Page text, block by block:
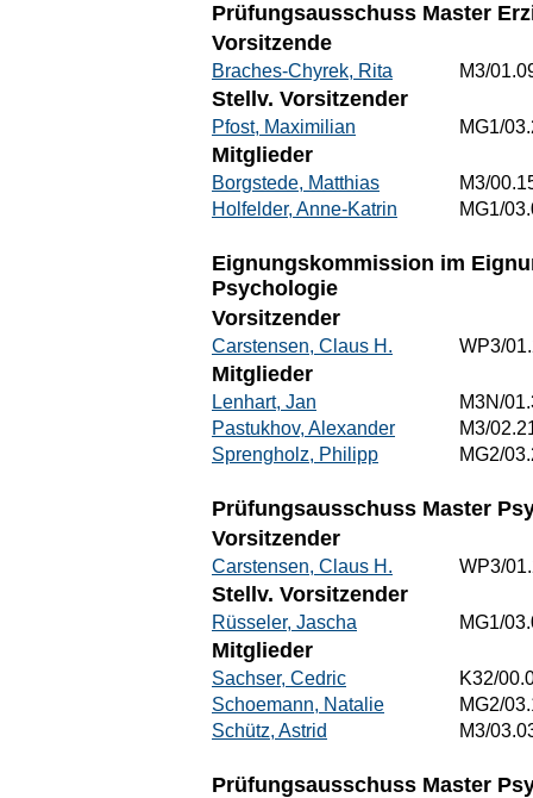
Prüfungsausschuss Master
Vorsitzende
Braches-Chyrek, Rita M3/
Stellv. Vorsitzender
Pfost, Maximilian MG1/
Mitglieder
Borgstede, Matthias
M3/
Holfelder, Anne-Katrin
MG1/
Eignungskommission im
Psychologie
Vorsitzender
Carstensen, Claus H. WP3/
Mitglieder
Lenhart, Jan
M3N/
Pastukhov, Alexander
M3/
Sprengholz, Philipp
MG2/
Prüfungsausschuss Master
Vorsitzender
Carstensen, Claus H. WP3/
Stellv. Vorsitzender
Rüsseler, Jascha MG1/
Mitglieder
Sachser, Cedric
K32/
Schoemann, Natalie
MG2/
Schütz, Astrid
M3/
Prüfungsausschuss Master